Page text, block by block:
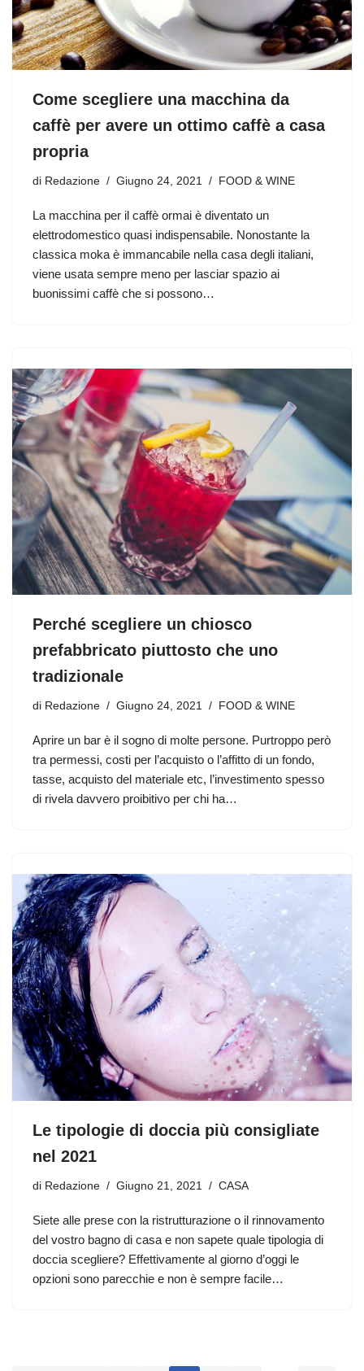
Come scegliere una macchina da
caffè per avere un ottimo caffè a casa
propria
di Redazione Giugno 24, 2021 FOOD & WINE
La macchina per il caffè ormai è diventato un
elettrodomestico quasi indispensabile. Nonostante la
classica moka è immancabile nella casa degli italiani,
viene usata sempre meno per lasciar spazio ai
buonissimi caffè che si possono…
Perché scegliere un chiosco
prefabbricato piuttosto che uno
tradizionale
di Redazione Giugno 24, 2021 FOOD & WINE
Aprire un bar è il sogno di molte persone. Purtroppo però
tra permessi, costi per l’acquisto o l’affitto di un fondo,
tasse, acquisto del materiale etc, l’investimento spesso
di rivela davvero proibitivo per chi ha…
Le tipologie di doccia più consigliate
nel 2021
di Redazione Giugno 21, 2021 CASA
Siete alle prese con la ristrutturazione o il rinnovamento
del vostro bagno di casa e non sapete quale tipologia di
doccia scegliere? Effettivamente al giorno d’oggi le
opzioni sono parecchie e non è sempre facile…